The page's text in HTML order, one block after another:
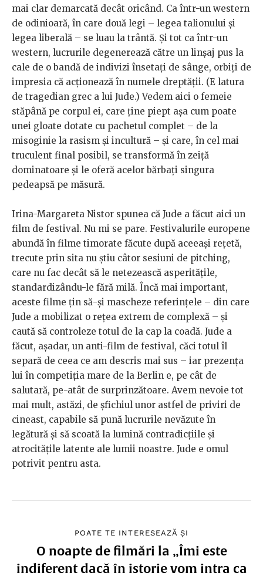
mai clar demarcată decât oricând. Ca într-un western
de odinioară, în care două legi – legea talionului și
legea liberală – se luau la trântă. Și tot ca într-un
western, lucrurile degenerează către un linșaj pus la
cale de o bandă de indivizi însetați de sânge, orbiți de
impresia că acționează în numele dreptății. (E latura
de tragedian grec a lui Jude.) Vedem aici o femeie
stăpână pe corpul ei, care ține piept așa cum poate
unei gloate dotate cu pachetul complet – de la
misoginie la rasism și incultură – și care, în cel mai
truculent final posibil, se transformă în zeiță
dominatoare și le oferă acelor bărbați singura
pedeapsă pe măsură.
Irina-Margareta Nistor spunea că Jude a făcut aici un
film de festival. Nu mi se pare. Festivalurile europene
abundă în filme timorate făcute după aceeași rețetă,
trecute prin sita nu știu câtor sesiuni de pitching,
care nu fac decât să le netezească asperitățile,
standardizându-le fără milă. Încă mai important,
aceste filme țin să-și mascheze referințele – din care
Jude a mobilizat o rețea extrem de complexă – și
caută să controleze totul de la cap la coadă. Jude a
făcut, așadar, un anti-film de festival, căci totul îl
separă de ceea ce am descris mai sus – iar prezența
lui în competiția mare de la Berlin e, pe cât de
salutară, pe-atât de surprinzătoare. Avem nevoie tot
mai mult, astăzi, de șfichiul unor astfel de priviri de
cineast, capabile să pună lucrurile nevăzute în
legătură și să scoată la lumină contradicțiile și
atrocitățile latente ale lumii noastre. Jude e omul
potrivit pentru asta.
POATE TE INTERESEAZĂ ȘI
O noapte de filmări la „Îmi este
indiferent dacă în istorie vom intra ca